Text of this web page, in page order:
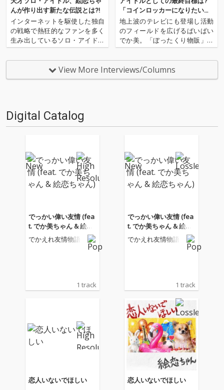
んが作り出す新たな伝説とは?!
インターネットを駆使した独自
の戦略で熱狂的なファンを多く
生み出しているソロ・アイドル
絵恋ちゃん。昨年11月には結婚
セレモニー〈絵恋ちゃんと結婚
しないとナイト〉を開催し、32
人のオタクと結婚した。先日沖
「コインロッカーになりたい」
──地下アイドル界トップ3鼎談!
地上波のテレビにも登場し活動
のフィールドを広げるぱいぱい
でか美。「ぼったくり物販」で
その名を知らしめた里咲りさ。
独自の戦略で熱狂的なファンを
多く生み出し続ける絵恋ちゃ
ん。強い個性を放ちながら活動
View More Interviews/Columns
Digital Catalog
でっかい偉い友情 (fea
t. でか美ちゃん & 絵恋
ちゃん)
でかえれ友情物語
1 track
でっかい偉い友情 (fea
t. でか美ちゃん & 絵恋
ちゃん)
でかえれ友情物語
1 track
恋人いないでほしい 恋人いないでほしい